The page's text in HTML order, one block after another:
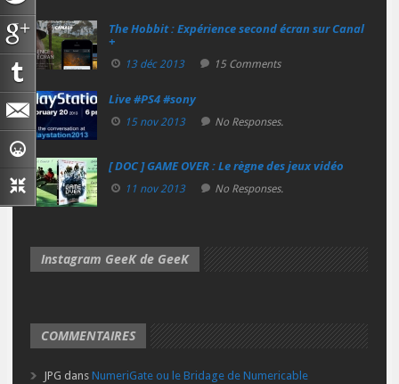
The Hobbit : Expérience second écran sur Canal
+
13 déc 2013 15 Comments
Live #PS4 #sony
15 nov 2013 No Responses.
[ DOC ] GAME OVER : Le règne des jeux vidéo
11 nov 2013 No Responses.
Instagram GeeK de GeeK
COMMENTAIRES
JPG dans NumeriGate ou le Bridage de Numericable